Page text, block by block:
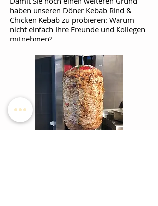
haben unseren Döner Kebab Rind &
Chicken Kebab zu probieren: Warum
nicht einfach Ihre Freunde und Kollegen
mitnehmen?